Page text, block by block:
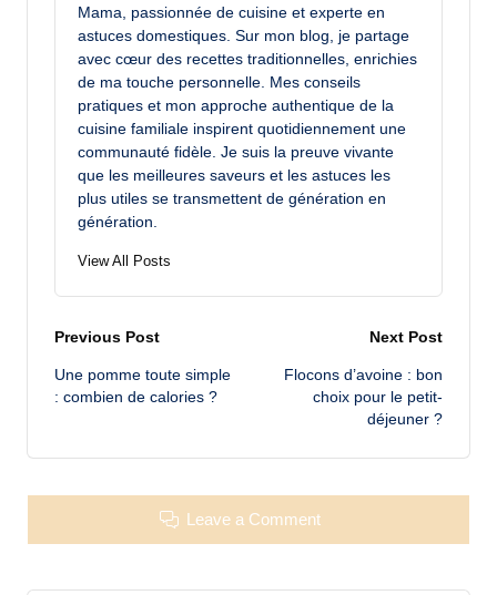
Mama, passionnée de cuisine et experte en
astuces domestiques. Sur mon blog, je partage
avec cœur des recettes traditionnelles, enrichies
de ma touche personnelle. Mes conseils
pratiques et mon approche authentique de la
cuisine familiale inspirent quotidiennement une
communauté fidèle. Je suis la preuve vivante
que les meilleures saveurs et les astuces les
plus utiles se transmettent de génération en
génération.
View All Posts
Post
navigation
Previous Post
Une pomme toute simple
: combien de calories ?
Next Post
Flocons d’avoine : bon
choix pour le petit-
déjeuner ?
Leave a Comment